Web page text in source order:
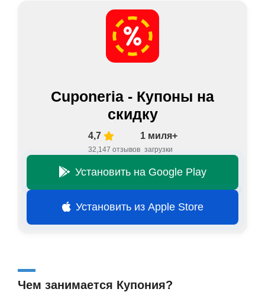
Cuponeria - Купоны на
скидку
4,7
32,147 отзывов
1 миля+
загрузки
Установить на Google Play
Установить из Apple Store
Чем занимается Купония?